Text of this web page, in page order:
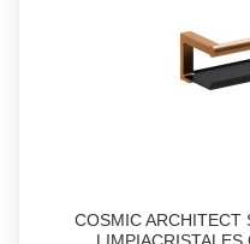
COSMIC ARCHITECT